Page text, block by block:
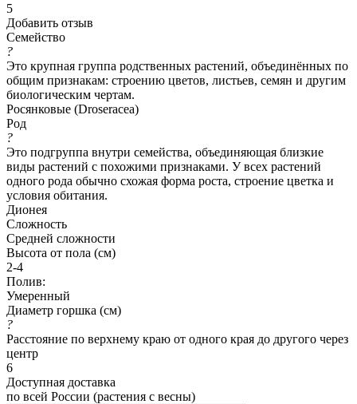
5
Добавить отзыв
Семейство
?
Это крупная группа родственных растений, объединённых по
общим признакам: строению цветов, листьев, семян и другим
биологическим чертам.
Росянковые (Droseracea)
Род
?
Это подгруппа внутри семейства, объединяющая близкие
виды растений с похожими признаками. У всех растений
одного рода обычно схожая форма роста, строение цветка и
условия обитания.
Дионея
Сложность
Средней сложности
Высота от пола (см)
2-4
Полив:
Умеренный
Диаметр горшка (см)
?
Расстояние по верхнему краю от одного края до другого через
центр
6
Доступная доставка
по всей России (растения с весны)